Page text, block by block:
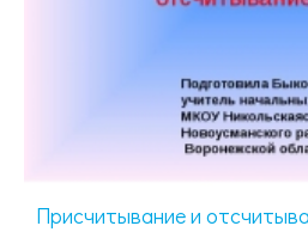
Присчитывание и